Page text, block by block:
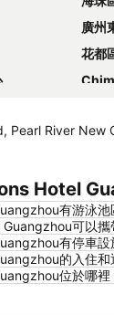
廣州
花都
塔
太古
Pazhou
三水
黃浦
Pearl River New
Hotel
有游泳池
可以攜
有停車設
的入住和
位於哪裡